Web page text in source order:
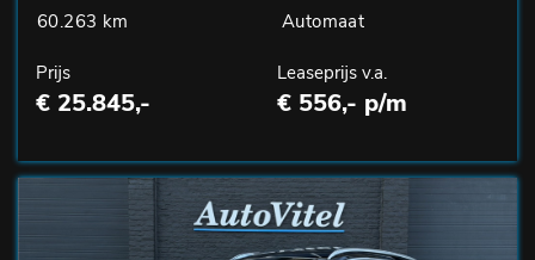
60.263 km
Automaat
Prijs
€ 25.845,-
Leaseprijs v.a.
€ 556,- p/m